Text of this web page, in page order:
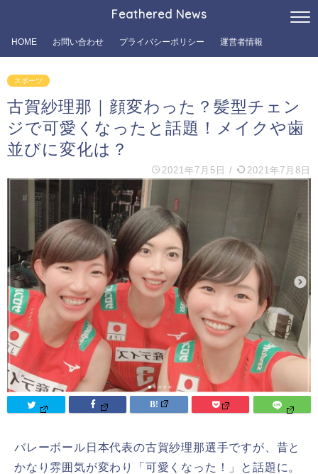
Feathered News
HOME お問い合わせ プライバシーポリシー 運営者情報
スポーツ
古賀紗理那｜顔変わった？髪型チェン
ジで可愛くなったと話題！メイクや歯
並びに変化は？
2021年7月5日 / 2021年7月8日
バレーボール日本代表の古賀紗理那選手ですが、昔と
かなり雰囲気が変わり「可愛くなった！」と話題に。